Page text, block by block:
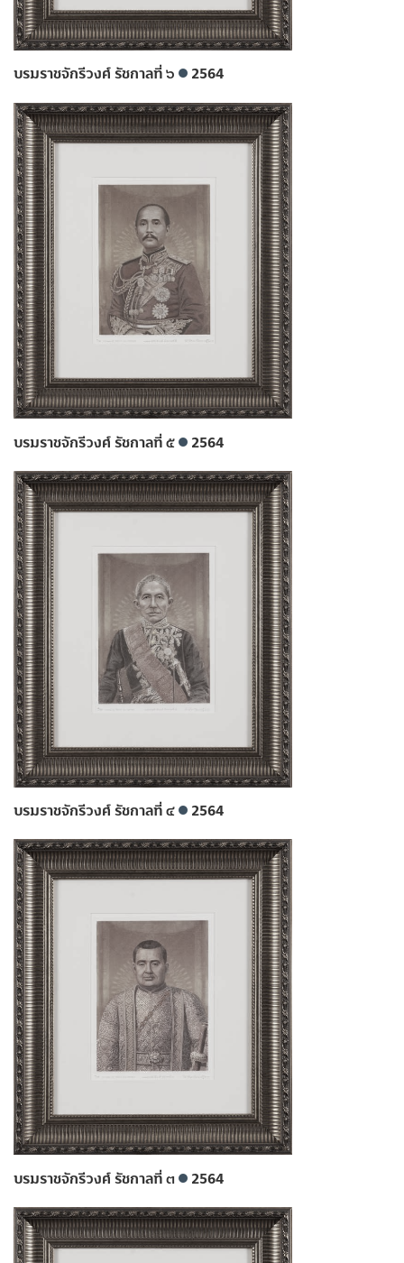
บรมราชจักรีวงศ์ รัชกาลที่ ๖ 2564
บรมราชจักรีวงศ์ รัชกาลที่ ๕ 2564
บรมราชจักรีวงศ์ รัชกาลที่ ๔ 2564
บรมราชจักรีวงศ์ รัชกาลที่ ๓ 2564